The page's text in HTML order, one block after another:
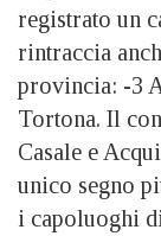
registrato un
rintraccia
provincia: -3
Tortona. Il
Casale e
unico segno
i capoluoghi